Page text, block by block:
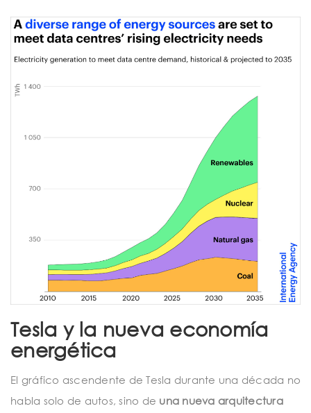
Tesla y la nueva economía
energética
El gráfico ascendente de Tesla durante una década no
habla solo de autos, sino de una nueva arquitectura